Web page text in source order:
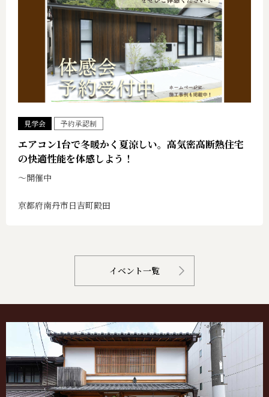
見学会 予約承認制
エアコン1台で冬暖かく夏涼しい。高気密高断熱住宅
の快適性能を体感しよう！
〜開催中
京都府南丹市日吉町殿田
イベント一覧